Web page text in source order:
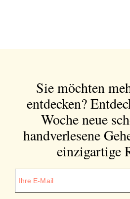
Sie möchten
entdecken?
Woche neue
handverlesene
einzigartige
einzigartige
Bitte schicken Sie mir bis zum
Einwilligung den Newsletter mit